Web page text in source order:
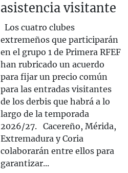
asistencia visitante
Los cuatro clubes
extremeños que participarán
en el grupo 1 de Primera RFEF
han rubricado un acuerdo
para fijar un precio común
para las entradas visitantes
de los derbis que habrá a lo
largo de la temporada
2026/27. Cacereño, Mérida,
Extremadura y Coria
colaborarán entre ellos para
garantizar...